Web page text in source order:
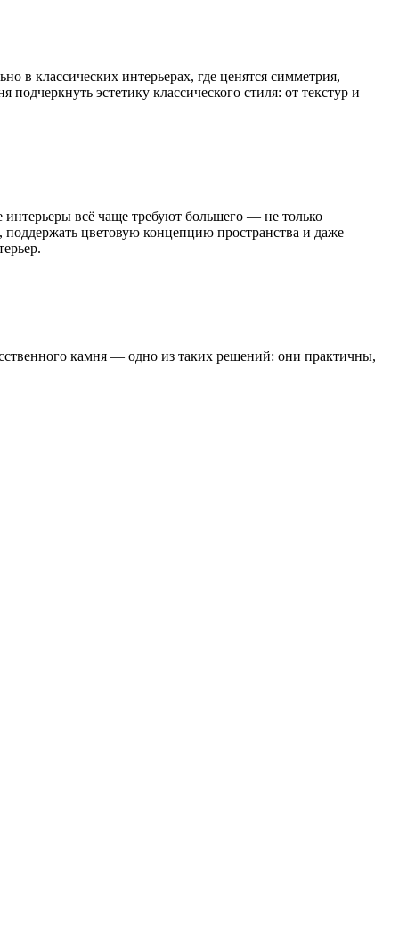
в классических интерьерах, где ценятся симметрия,
эстетику классического стиля: от текстур и
интерьеры всё чаще требуют большего — не только
цветовую концепцию пространства и даже
камня — одно из таких решений: они практичны,